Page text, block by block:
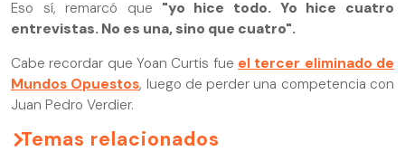
Eso sí, remarcó que "yo hice todo. Yo hice cuatro
entrevistas. No es una, sino que cuatro".
Cabe recordar que Yoan Curtis fue el tercer eliminado de
Mundos Opuestos, luego de perder una competencia con
Juan Pedro Verdier.
Temas relacionados